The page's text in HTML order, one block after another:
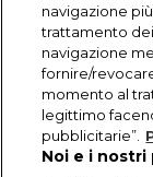
navigazione
trattamento
navigazione
fornire/
momento al
legittimo
pubblicitarie”.
Noi e i